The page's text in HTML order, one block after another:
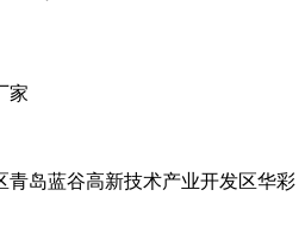
家
青岛蓝谷高新技术产业开发区华彩